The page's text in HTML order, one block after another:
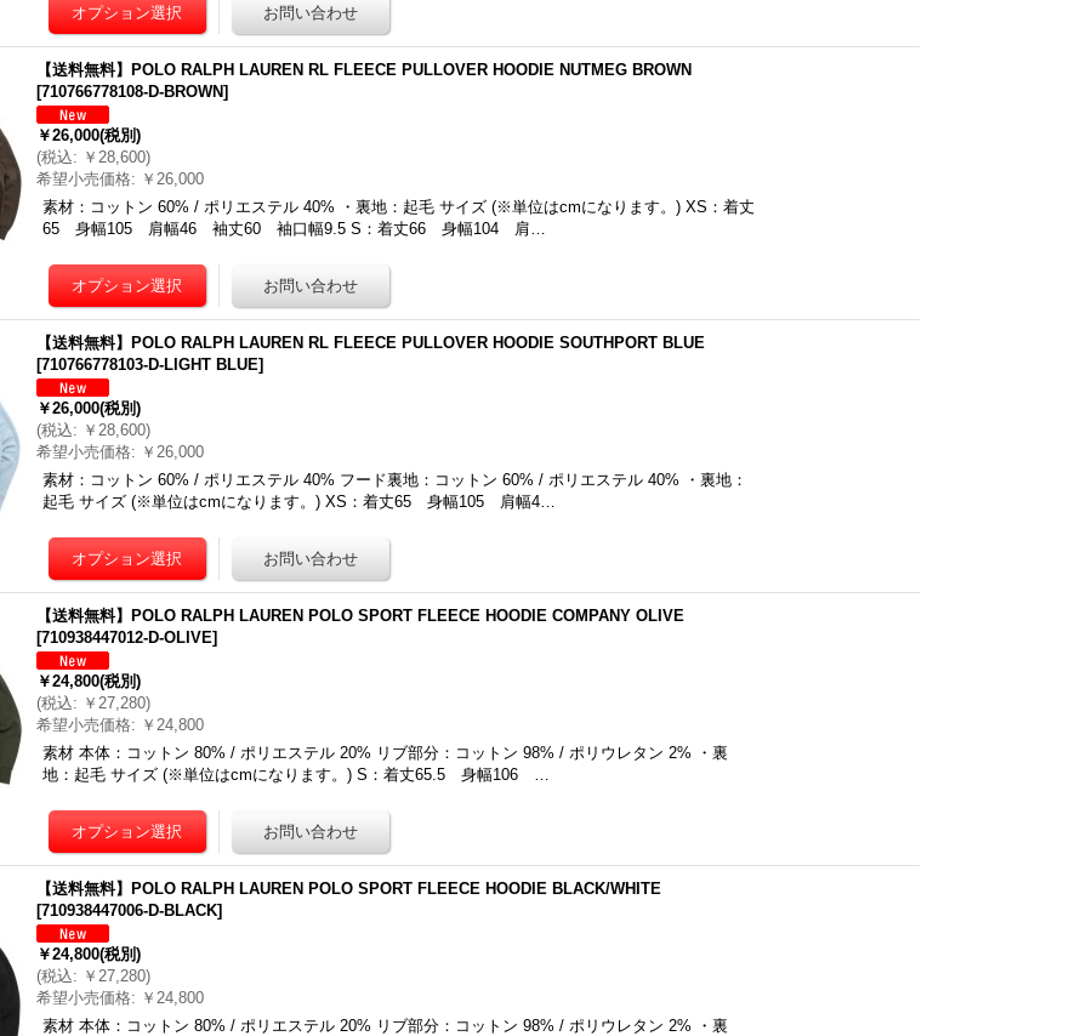
【送料無料】POLO RALPH LAUREN RL FLEECE PULLOVER HOODIE NUTMEG BROWN
[710766778108-D-BROWN]
￥26,000(税別)
(税込: ￥28,600)
希望小売価格: ￥26,000
素材：コットン 60% / ポリエステル 40% ・裏地：起毛 サイズ (※単位はcmになります。) XS：着丈
65 身幅105 肩幅46 袖丈60 袖口幅9.5 S：着丈66 身幅104 肩…
【送料無料】POLO RALPH LAUREN RL FLEECE PULLOVER HOODIE SOUTHPORT BLUE
[710766778103-D-LIGHT BLUE]
￥26,000(税別)
(税込: ￥28,600)
希望小売価格: ￥26,000
素材：コットン 60% / ポリエステル 40% フード裏地：コットン 60% / ポリエステル 40% ・裏地：
起毛 サイズ (※単位はcmになります。) XS：着丈65 身幅105 肩幅4…
【送料無料】POLO RALPH LAUREN POLO SPORT FLEECE HOODIE COMPANY OLIVE
[710938447012-D-OLIVE]
￥24,800(税別)
(税込: ￥27,280)
希望小売価格: ￥24,800
素材 本体：コットン 80% / ポリエステル 20% リブ部分：コットン 98% / ポリウレタン 2% ・裏
地：起毛 サイズ (※単位はcmになります。) S：着丈65.5 身幅106 …
【送料無料】POLO RALPH LAUREN POLO SPORT FLEECE HOODIE BLACK/WHITE
[710938447006-D-BLACK]
￥24,800(税別)
(税込: ￥27,280)
希望小売価格: ￥24,800
素材 本体：コットン 80% / ポリエステル 20% リブ部分：コットン 98% / ポリウレタン 2% ・裏